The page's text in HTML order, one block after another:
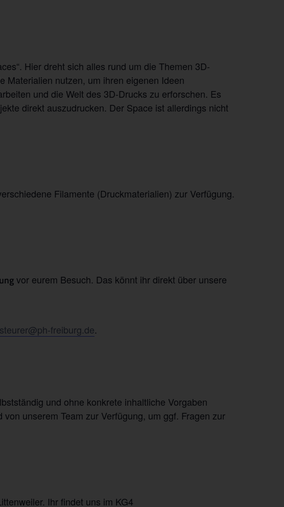
Hier dreht sich alles rund um die Themen 3D-
Materialien nutzen, um ihren eigenen Ideen
und die Welt des 3D-Drucks zu erforschen. Es
direkt auszudrucken. Der Space ist allerdings nicht
Filamente (Druckmaterialien) zur Verfügung.
vor eurem Besuch. Das könnt ihr direkt über unsere
freiburg.de.
und ohne konkrete inhaltliche Vorgaben
unserem Team zur Verfügung, um ggf. Fragen zur
Ihr findet uns im KG4